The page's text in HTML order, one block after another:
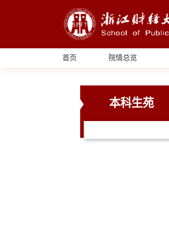
首页 院情总览
本科生苑